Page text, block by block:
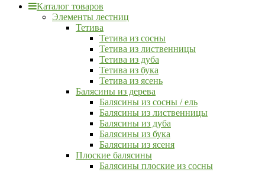
Каталог товаров
Элементы лестниц
Тетива
Тетива из сосны
Тетива из лиственницы
Тетива из дуба
Тетива из бука
Тетива из ясень
Балясины из дерева
Балясины из сосны / ель
Балясины из лиственницы
Балясины из дуба
Балясины из бука
Балясины из ясеня
Плоские балясины
Балясины плоские из сосны